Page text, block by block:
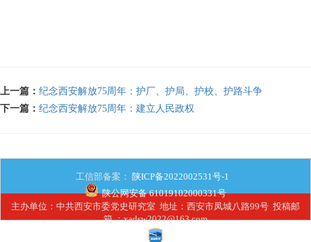
上一篇： 纪念西安解放75周年：护厂、护局、护校、护路斗争
下一篇： 纪念西安解放75周年：建立人民政权
工信部备案： 陕ICP备2022002531号-1
陕公网安备 61019102000331号
主办单位：中共西安市委党史研究室 地址：西安市凤城八路99号 投稿邮
箱 ：xadsw2022@163.com